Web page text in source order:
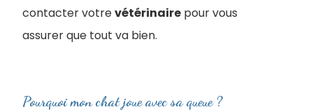
contacter votrevétérinaire pour vous
assurer que tout va bien.
Pourquoi mon chat joue avec sa queue ?